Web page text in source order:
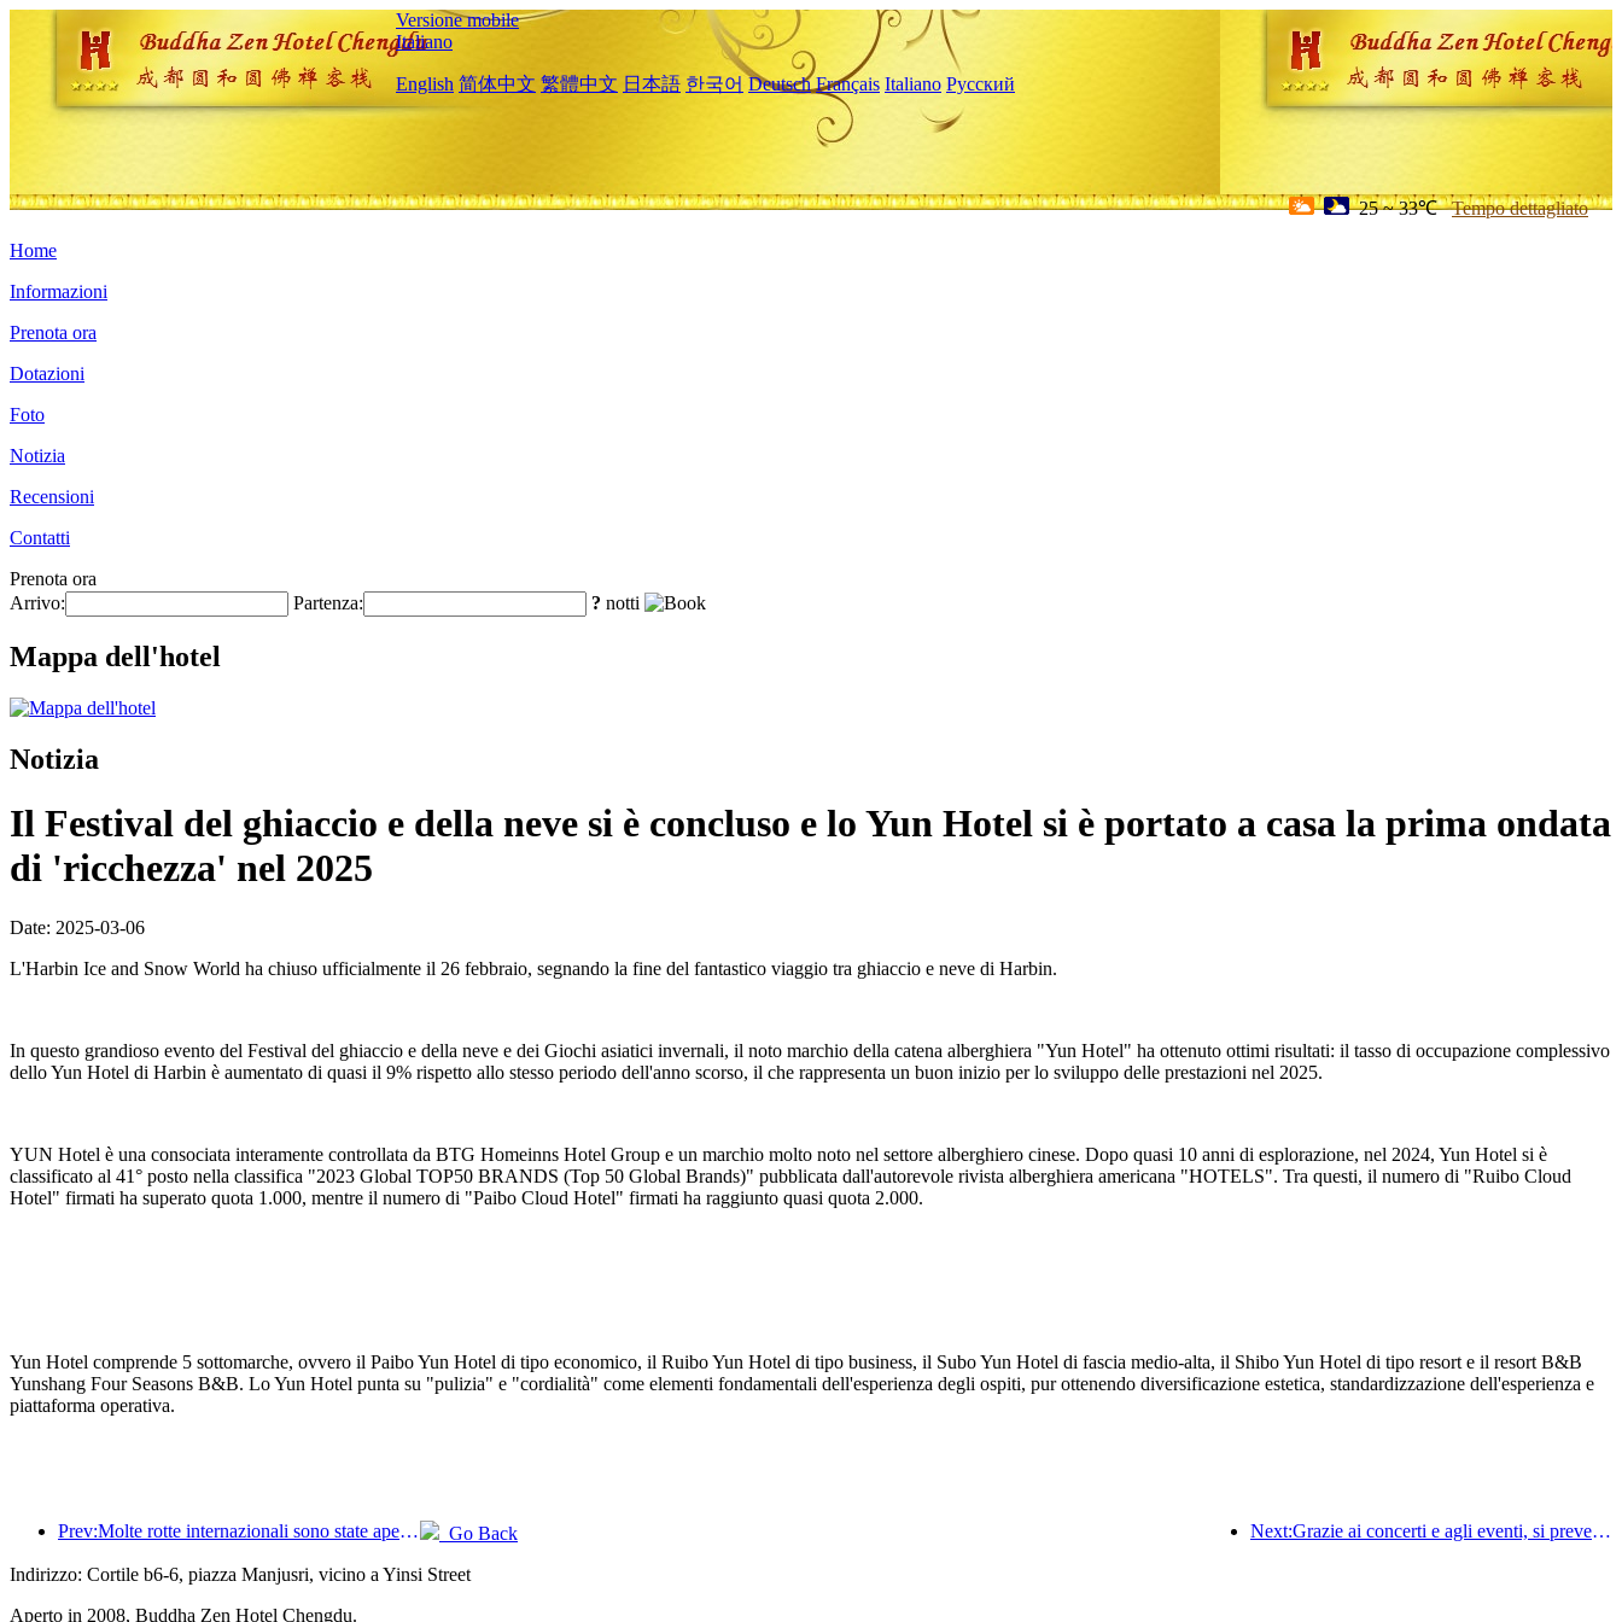
Versione mobile
Italiano
English 简体中文 繁體中文 日本語 한국어 Deutsch Français Italiano Русский
25 ~ 33℃ Tempo dettagliato
Home
Informazioni
Prenota ora
Dotazioni
Foto
Notizia
Recensioni
Contatti
Prenota ora
Arrivo:
Partenza: ? notti
Mappa dell'hotel
Notizia
Il Festival del ghiaccio e della neve si è concluso e lo Yun Hotel si è portato a casa la prima ondata
di 'ricchezza' nel 2025
Date: 2025-03-06
L'Harbin Ice and Snow World ha chiuso ufficialmente il 26 febbraio, segnando la fine del fantastico viaggio tra ghiaccio e neve di Harbin.
In questo grandioso evento del Festival del ghiaccio e della neve e dei Giochi asiatici invernali, il noto marchio della catena alberghiera "Yun Hotel" ha ottenuto ottimi risultati: il tasso di occupazione complessivo
dello Yun Hotel di Harbin è aumentato di quasi il 9% rispetto allo stesso periodo dell'anno scorso, il che rappresenta un buon inizio per lo sviluppo delle prestazioni nel 2025.
YUN Hotel è una consociata interamente controllata da BTG Homeinns Hotel Group e un marchio molto noto nel settore alberghiero cinese. Dopo quasi 10 anni di esplorazione, nel 2024, Yun Hotel si è
classificato al 41° posto nella classifica "2023 Global TOP50 BRANDS (Top 50 Global Brands)" pubblicata dall'autorevole rivista alberghiera americana "HOTELS". Tra questi, il numero di "Ruibo Cloud
Hotel" firmati ha superato quota 1.000, mentre il numero di "Paibo Cloud Hotel" firmati ha raggiunto quasi quota 2.000.
Yun Hotel comprende 5 sottomarche, ovvero il Paibo Yun Hotel di tipo economico, il Ruibo Yun Hotel di tipo business, il Subo Yun Hotel di fascia medio-alta, il Shibo Yun Hotel di tipo resort e il resort B&B
Yunshang Four Seasons B&B. Lo Yun Hotel punta su "pulizia" e "cordialità" come elementi fondamentali dell'esperienza degli ospiti, pur ottenendo diversificazione estetica, standardizzazione dell'esperienza e
piattaforma operativa.
Prev:Molte rotte internazionali sono state aperte e incrementate di recente Next:Grazie ai concerti e agli eventi, si prevede che le prestazioni alberghiere di Hangzhou continueranno a crescere a marzo
Go Back
Indirizzo: Cortile b6-6, piazza Manjusri, vicino a Yinsi Street
Aperto in 2008, Buddha Zen Hotel Chengdu.